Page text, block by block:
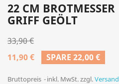
22 CM
GRIFF GEÖLT
33,90 €
11,90 €
SPARE 22,00 €
Bruttopreis inkl. MwSt. zzgl.